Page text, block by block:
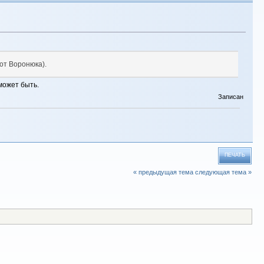
Воронюка).
быть.
Записан
ПЕЧАТЬ
« предыдущая тема следующая тема »